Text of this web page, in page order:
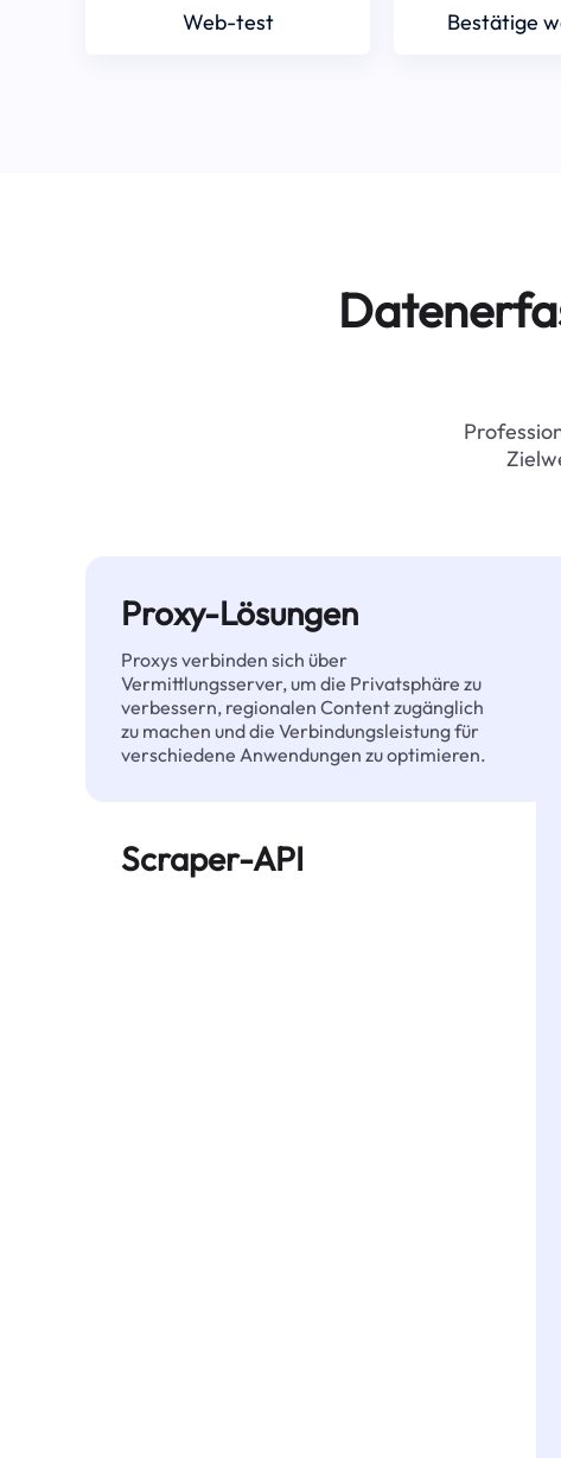
Web-test Bestätige
Proxy-Lösungen
Proxys verbinden sich über
Vermittlungsserver, um die Privatsphäre zu
verbessern, regionalen Content zugänglich
zu machen und die Verbindungsleistung für
verschiedene Anwendungen zu optimieren.
Scraper-API